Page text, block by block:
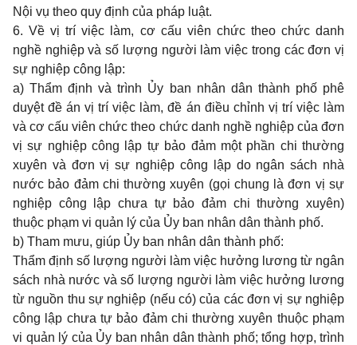
Nội vụ theo quy định của pháp luật.
6. Về vị trí việc làm, cơ cấu viên chức theo chức danh
nghề nghiệp và số lượng người làm việc trong các đơn vị
sự nghiệp công lập:
a) Thẩm định và trình Ủy ban nhân dân thành phố phê
duyệt đề án vị trí việc làm, đề án điều chỉnh vị trí việc làm
và cơ cấu viên chức theo chức danh nghề nghiệp của đơn
vị sự nghiệp công lập tự bảo đảm một phần chi thường
xuyên và đơn vị sự nghiệp công lập do ngân sách nhà
nước bảo đảm chi thường xuyên (gọi chung là đơn vị sự
nghiệp công lập chưa tự bảo đảm chi thường xuyên)
thuộc phạm vi quản lý của Ủy ban nhân dân thành phố.
b) Tham mưu, giúp Ủy ban nhân dân thành phố:
Thẩm định số lượng người làm việc hưởng lương từ ngân
sách nhà nước và số lượng người làm việc hưởng lương
từ nguồn thu sự nghiệp (nếu có) của các đơn vị sự nghiệp
công lập chưa tự bảo đảm chi thường xuyên thuộc phạm
vi quản lý của Ủy ban nhân dân thành phố; tổng hợp, trình